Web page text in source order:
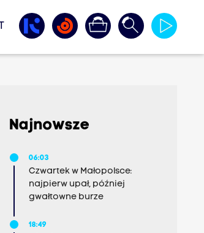
Najnowsze
06:03
Czwartek w Małopolsce:
najpierw upał, później
gwałtowne burze
18:49